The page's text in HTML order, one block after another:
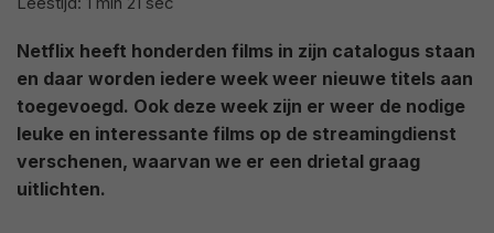
Netflix heeft honderden films in zijn catalogus staan
en daar worden iedere week weer nieuwe titels aan
toegevoegd. Ook deze week zijn er weer de nodige
leuke en interessante films op de streamingdienst
verschenen, waarvan we er een drietal graag
uitlichten.